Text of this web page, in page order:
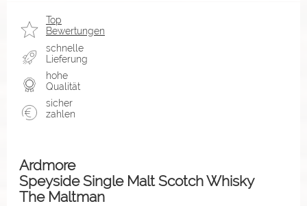
Top
Bewertungen
schnelle
Lieferung
hohe
Qualität
sicher
zahlen
Ardmore
Speyside Single Malt Scotch Whisky
The Maltman